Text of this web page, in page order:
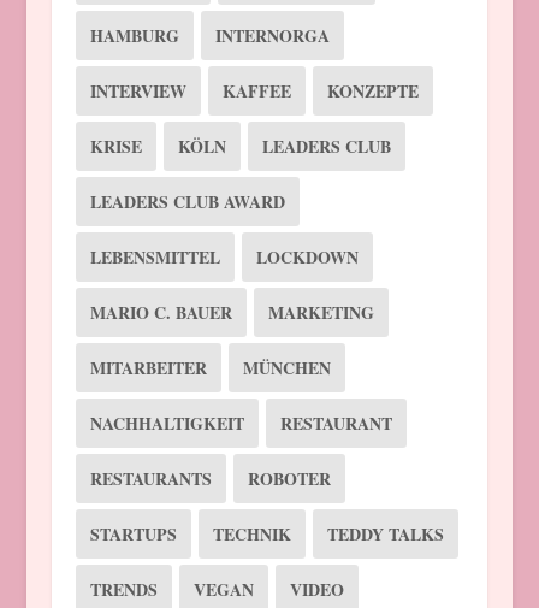
HAMBURG INTERNORGA
INTERVIEW KAFFEE KONZEPTE
KRISE KÖLN LEADERS CLUB
LEADERS CLUB AWARD
LEBENSMITTEL LOCKDOWN
MARIO C. BAUER MARKETING
MITARBEITER MÜNCHEN
NACHHALTIGKEIT RESTAURANT
RESTAURANTS ROBOTER
STARTUPS TECHNIK TEDDY TALKS
TRENDS VEGAN VIDEO